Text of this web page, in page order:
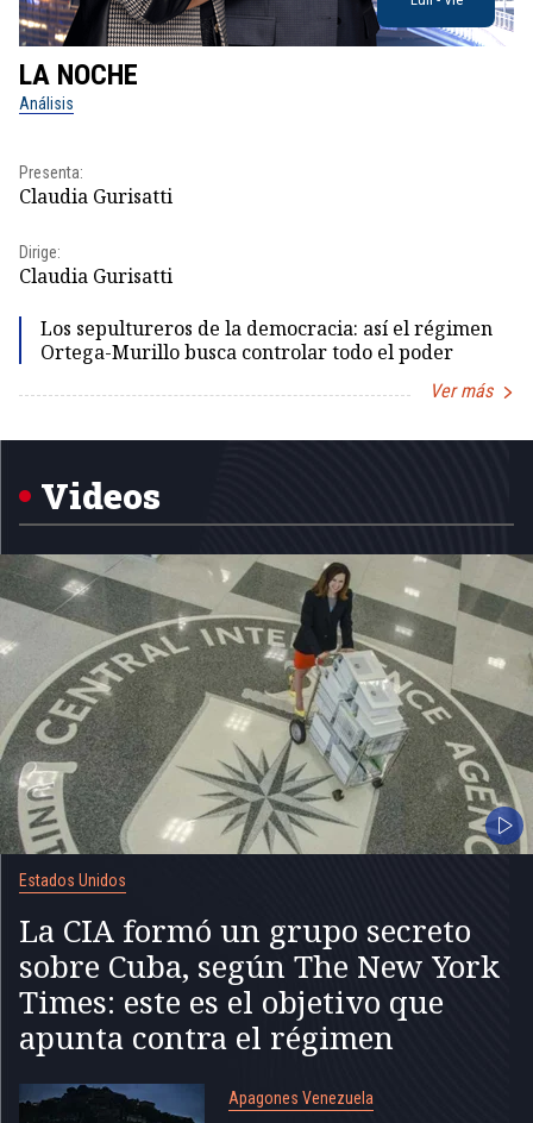
LA NOCHE
Análisis
Presenta:
Claudia Gurisatti
Dirige:
Claudia Gurisatti
Los sepultureros de la democracia: así el régimen
Ortega-Murillo busca controlar todo el poder
Ver más
Videos
Estados Unidos
La CIA formó un grupo secreto
sobre Cuba, según The New York
Times: este es el objetivo que
apunta contra el régimen
Apagones Venezuela